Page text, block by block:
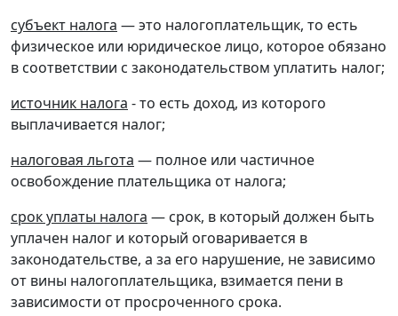
субъект налога — это налогоплательщик, то есть
физическое или юридическое лицо, которое обязано
в соответствии с законодательством уплатить налог;
источник налога - то есть доход, из которого
выплачивается налог;
налоговая льгота — полное или частичное
освобождение плательщика от налога;
срок уплаты налога — срок, в который должен быть
уплачен налог и который оговаривается в
законодательстве, а за его нарушение, не зависимо
от вины налогоплательщика, взимается пени в
зависимости от просроченного срока.